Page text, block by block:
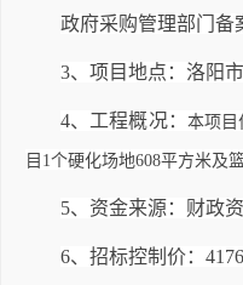
政府采购管理部门备
3、项目地点：洛阳
4、工程概况： 本项目
目1个硬化场地608平方米及
5、资金来源：财政资
6、招标控制价：